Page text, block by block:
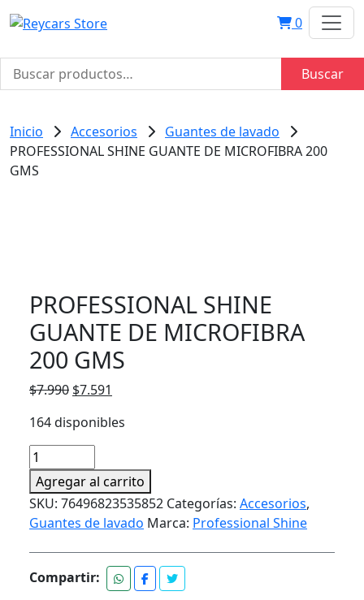
0
Buscar
por:
Buscar
Inicio Accesorios
Guantes de lavado
PROFESSIONAL SHINE GUANTE DE MICROFIBRA 200
GMS
PROFESSIONAL SHINE
GUANTE DE MICROFIBRA
200 GMS
$7.990 El
original
era:
$7.990.
$7.591
actual
$7.591.
164 disponibles
PROFESSIONAL
SHINE
GUANTE
DE
MICROFIBRA
200
GMS
cantidad
Agregar al carrito
SKU: 76496823535852 Categorías: Accesorios,
Guantes de lavado Marca: Professional Shine
Compartir: